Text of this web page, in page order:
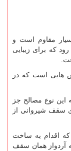
مقاوم است و
که برای زیبایی
هایی است که در
نوع مصالح جز
سقف شیروانی از
که اقدام به ساخت
آردواز همان سقف